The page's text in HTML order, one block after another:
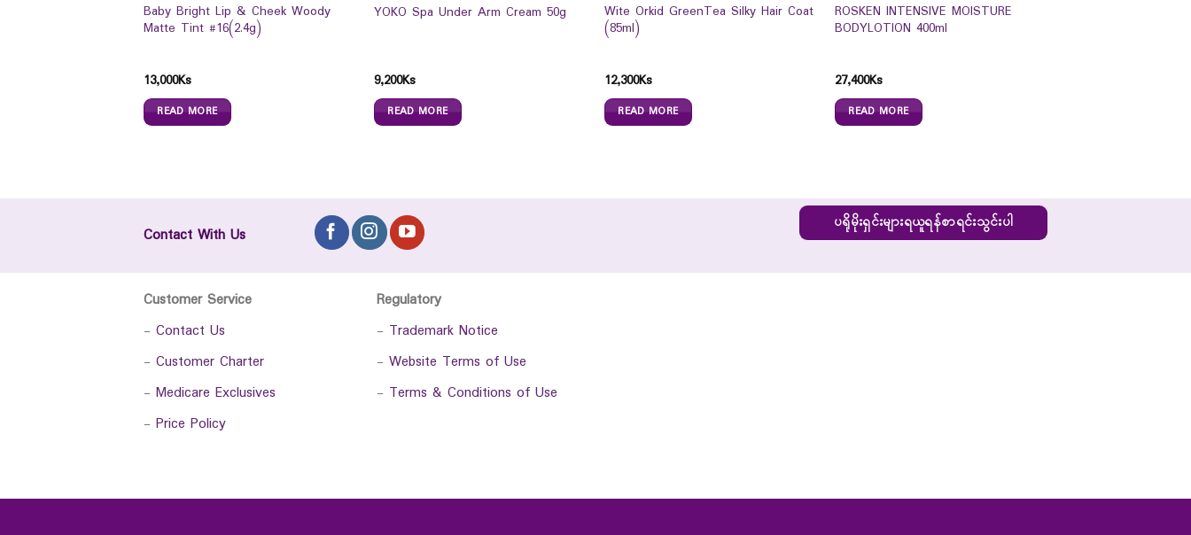
Baby Bright Lip & Cheek Woody
Matte Tint #16(2.4g)
13,000Ks
READ MORE
YOKO Spa Under Arm Cream 50g
9,200Ks
READ MORE
Wite Orkid GreenTea Silky Hair Coat
(85ml)
12,300Ks
READ MORE
ROSKEN INTENSIVE MOISTURE
BODYLOTION 400ml
27,400Ks
READ MORE
Contact With Us
ပရိုမိုးရှင်းများရယူရန်စာရင်းသွင်းပါ
Customer Service
- Contact Us
- Customer Charter
- Medicare Exclusives
- Price Policy
Regulatory
- Trademark Notice
- Website Terms of Use
- Terms & Conditions of Use